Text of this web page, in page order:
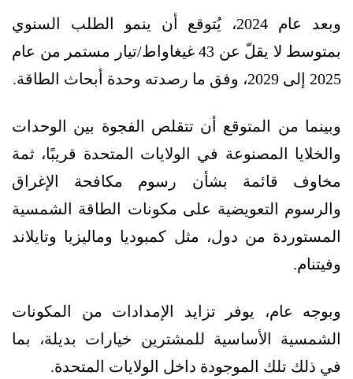
وبعد عام 2024، يُتوقع أن ينمو الطلب السنوي
بمتوسط لا يقلّ عن 43 غيغاواط/تيار مستمر من عام
2025 إلى 2029، وفق ما رصدته وحدة أبحاث الطاقة.
وبينما من المتوقع أن تتقلص الفجوة بين الوحدات
والخلايا المصنوعة في الولايات المتحدة قريبًا، ثمة
مخاوف قائمة بشأن رسوم مكافحة الإغراق
والرسوم التعويضية على مكونات الطاقة الشمسية
المستوردة من دول، مثل كمبوديا وماليزيا وتايلاند
وفيتنام.
وبوجه عام، يوفر تزايد الإمدادات من المكونات
الشمسية الأساسية للمشترين خيارات بديلة، بما
في ذلك تلك الموجودة داخل الولايات المتحدة.